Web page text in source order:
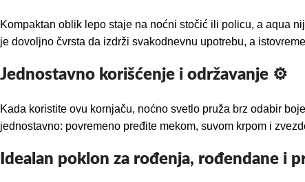
Kompaktan oblik lepo staje na noćni stočić ili policu, a aqua
je dovoljno čvrsta da izdrži svakodnevnu upotrebu, a
Jednostavno korišćenje i održavanje ⚙️
Kada koristite ovu kornjaču, noćno svetlo pruža brz odabir
jednostavno: povremeno pređite mekom, suvom krpom i
Idealan poklon za rođenja, rođendane i